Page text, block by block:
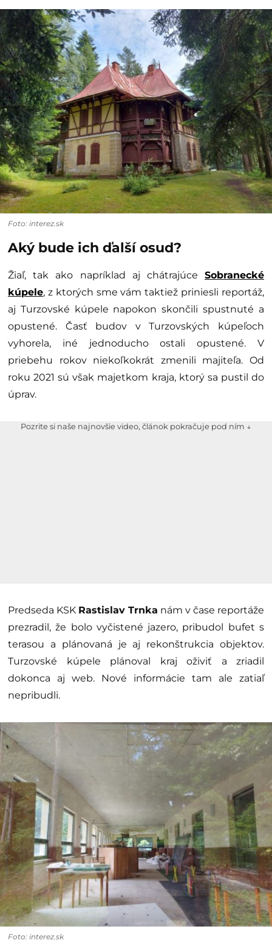
Foto: interez.sk
Aký bude ich ďalší osud?
Žiaľ, tak ako napríklad aj chátrajúce Sobranecké
kúpele, z ktorých sme vám taktiež priniesli reportáž,
aj Turzovské kúpele napokon skončili spustnuté a
opustené. Časť budov v Turzovských kúpeľoch
vyhorela, iné jednoducho ostali opustené. V
priebehu rokov niekoľkokrát zmenili majiteľa. Od
roku 2021 sú však majetkom kraja, ktorý sa pustil do
úprav.
Pozrite si naše najnovšie video, článok pokračuje pod ním ↓
Predseda KSK Rastislav Trnka nám v čase reportáže
prezradil, že bolo vyčistené jazero, pribudol bufet s
terasou a plánovaná je aj rekonštrukcia objektov.
Turzovské kúpele plánoval kraj oživiť a zriadil
dokonca aj web. Nové informácie tam ale zatiaľ
nepribudli.
Foto: interez.sk